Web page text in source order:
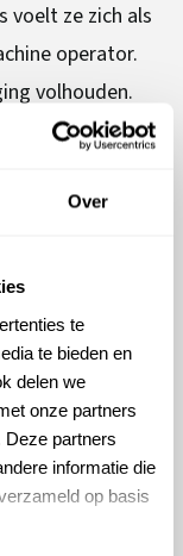
Over
te
te bieden en
delen we
onze partners
Deze partners
informatie die
op basis
voelt ze zich als
operator.
volhouden.
tot
deel van de
doen
“Ik
oefentesten
ik met twee
voor de
het
twee weken in